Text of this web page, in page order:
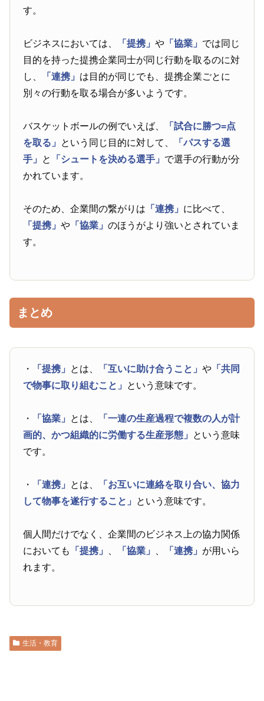
す。
ビジネスにおいては、 「提携」や 「協業」 では同じ
目的を持った提携企業同士が同じ行動を取るのに対
し、
「連携」 は目的が同じでも、提携企業ごとに
別々の行動を取る場合が多いようです。
バスケットボールの例でいえば、
「試合に勝つ=点
を取る」 という同じ目的に対して、
「パスする選
手」 と 「シュートを決める選手」 で選手の行動が分
かれています。
そのため、企業間の繋がりは 「連携」 に比べて、
「提携」や 「協業」のほうがより強いとされていま
す。
まとめ
・ 「提携」 とは、 「互いに助け合うこと」や 「共同
で物事に取り組むこと」 という意味です。
・ 「協業」 とは、
「一連の生産過程で複数の人が計
画的、かつ組織的に労働する生産形態」 という意味
です。
・ 「連携」 とは、
「お互いに連絡を取り合い、協力
して物事を遂行すること」 という意味です。
個人間だけでなく、企業間のビジネス上の協力関係
においても
「提携」 「協業」 「連携」 が用いら
れます。
生活・教育